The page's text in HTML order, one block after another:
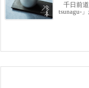
千日前
tsunagu-